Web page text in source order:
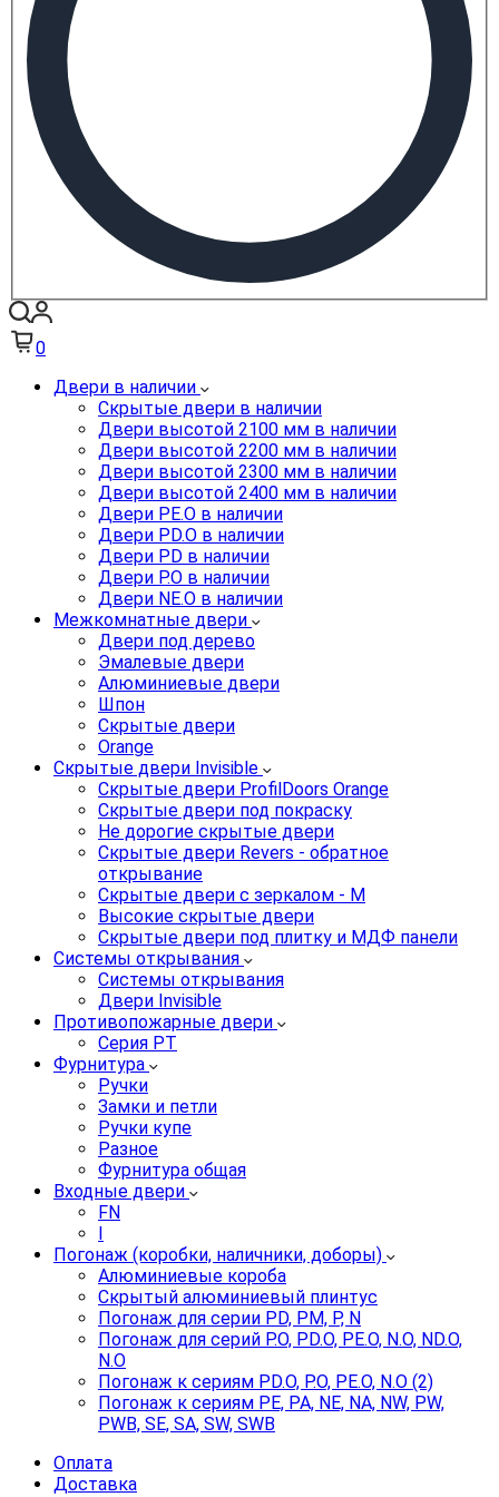
0
Двери в наличии
Скрытые двери в наличии
Двери высотой 2100 мм в наличии
Двери высотой 2200 мм в наличии
Двери высотой 2300 мм в наличии
Двери высотой 2400 мм в наличии
Двери PE.O в наличии
Двери PD.O в наличии
Двери PD в наличии
Двери P.O в наличии
Двери NE.O в наличии
Межкомнатные двери
Двери под дерево
Эмалевые двери
Алюминиевые двери
Шпон
Скрытые двери
Orange
Скрытые двери Invisible
Скрытые двери ProfilDoors Orange
Скрытые двери под покраску
Не дорогие скрытые двери
Скрытые двери Revers - обратное
открывание
Скрытые двери с зеркалом - M
Высокие скрытые двери
Скрытые двери под плитку и МДФ панели
Системы открывания
Системы открывания
Двери Invisible
Противопожарные двери
Серия PT
Фурнитура
Ручки
Замки и петли
Ручки купе
Разное
Фурнитура общая
Входные двери
FN
I
Погонаж (коробки, наличники, доборы)
Алюминиевые короба
Скрытый алюминиевый плинтус
Погонаж для серии PD, PM, P, N
Погонаж для серий P.O, PD.O, PE.O, N.O, ND.O,
N.O
Погонаж к сериям PD.O, P.O, PE.O, N.O (2)
Погонаж к сериям PE, PA, NE, NA, NW, PW,
PWB, SE, SA, SW, SWB
Оплата
Доставка